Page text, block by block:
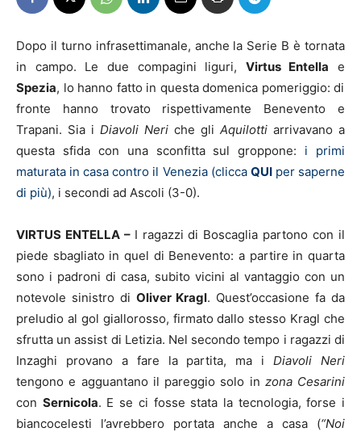
Dopo il turno infrasettimanale, anche la Serie B è tornata
in campo. Le due compagini liguri, Virtus Entella e
Spezia, lo hanno fatto in questa domenica pomeriggio: di
fronte hanno trovato rispettivamente Benevento e
Trapani. Sia i Diavoli Neri che gli Aquilotti arrivavano a
questa sfida con una sconfitta sul groppone: i primi
maturata in casa contro il Venezia (clicca QUIper saperne
di più), i secondi ad Ascoli (3-0).
VIRTUS ENTELLA – I ragazzi di Boscaglia partono con il
piede sbagliato in quel di Benevento: a partire in quarta
sono i padroni di casa, subito vicini al vantaggio con un
notevole sinistro di Oliver Kragl. Quest’occasione fa da
preludio al gol giallorosso, firmato dallo stesso Kragl che
sfrutta un assist di Letizia. Nel secondo tempo i ragazzi di
Inzaghi provano a fare la partita, ma iDiavoli Neri
tengono e agguantano il pareggio solo in zona Cesarini
con Sernicola. E se ci fosse stata la tecnologia, forse i
biancocelesti l’avrebbero portata anche a casa (“Noi